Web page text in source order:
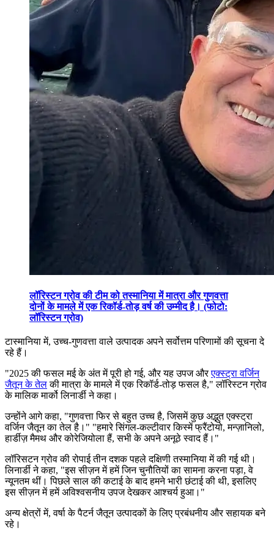
लॉरिस्टन ग्रोव की टीम को तस्मानिया में मात्रा और गुणवत्ता
दोनों के मामले में एक रिकॉर्ड-तोड़ वर्ष की उम्मीद है। (फोटो:
लॉरिस्टन ग्रोव)
टास्मानिया में, उच्च-गुणवत्ता वाले उत्पादक अपने सर्वोत्तम परिणामों की सूचना दे
रहे हैं।
"2025 की फसल मई के अंत में पूरी हो गई, और यह उपज औरएक्स्ट्रा वर्जिन
जैतून के तेलकी मात्रा के मामले में एक रिकॉर्ड-तोड़ फसल है," लॉरिस्टन ग्रोव
के मालिक मार्को लिनार्डी ने कहा।
उन्होंने आगे कहा, "गुणवत्ता फिर से बहुत उच्च है, जिसमें कुछ अद्भुत एक्स्ट्रा
वर्जिन जैतून का तेल है।" "हमारे सिंगल-कल्टीवार किस्में फ्रैंटोयो, मन्ज़ानिलो,
हार्डीज़ मैमथ और कोरेजियोला हैं, सभी के अपने अनूठे स्वाद हैं।"
लॉरिसटन ग्रोव की रोपाई तीन दशक पहले दक्षिणी तस्मानिया में की गई थी।
लिनार्डी ने कहा, "इस सीज़न में हमें जिन चुनौतियों का सामना करना पड़ा, वे
न्यूनतम थीं। पिछले साल की कटाई के बाद हमने भारी छंटाई की थी, इसलिए
इस सीज़न में हमें अविश्वसनीय उपज देखकर आश्चर्य हुआ।"
अन्य क्षेत्रों में, वर्षा के पैटर्न जैतून उत्पादकों के लिए प्रबंधनीय और सहायक बने
रहे।